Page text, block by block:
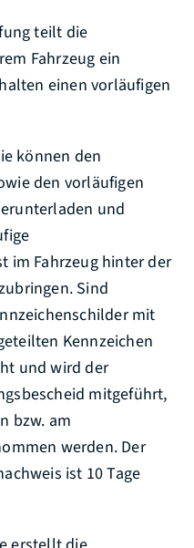
teilt die
Fahrzeug ein
einen vorläufigen
können den
den vorläufigen
und
im Fahrzeug hinter der
Sind
mit
Kennzeichen
und wird der
mitgeführt,
bzw. am
werden. Der
ist 10 Tage